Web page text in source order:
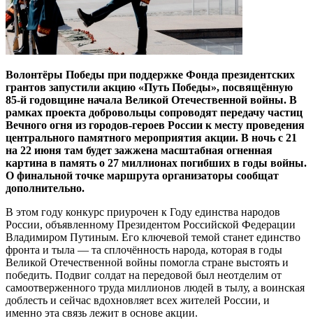
Волонтёры Победы при поддержке Фонда президентских
грантов запустили акцию «Путь Победы», посвящённую
85-й годовщине начала Великой Отечественной войны. В
рамках проекта добровольцы сопроводят передачу частиц
Вечного огня из городов-героев России к месту проведения
центрального памятного мероприятия акции. В ночь с 21
на 22 июня там будет зажжена масштабная огненная
картина в память о 27 миллионах погибших в годы войны.
О финальной точке маршрута организаторы сообщат
дополнительно.
В этом году конкурс приурочен к Году единства народов
России, объявленному Президентом Российской Федерации
Владимиром Путиным. Его ключевой темой станет единство
фронта и тыла — та сплочённость народа, которая в годы
Великой Отечественной войны помогла стране выстоять и
победить. Подвиг солдат на передовой был неотделим от
самоотверженного труда миллионов людей в тылу, а воинская
доблесть и сейчас вдохновляет всех жителей России, и
именно эта связь лежит в основе акции.